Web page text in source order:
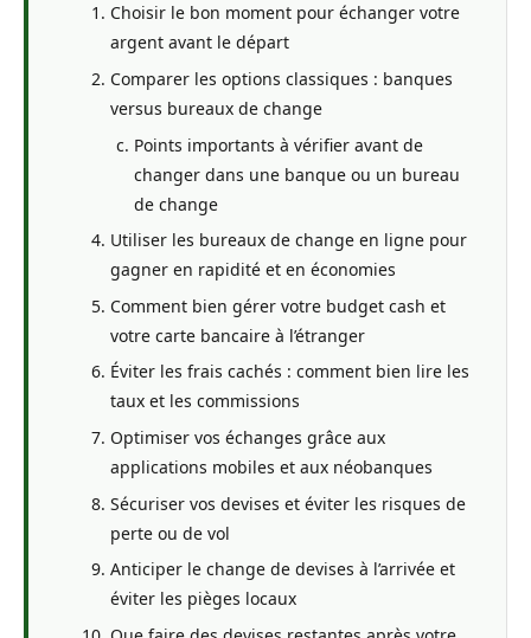
Choisir le bon moment pour échanger votre
argent avant le départ
Comparer les options classiques : banques
versus bureaux de change
Points importants à vérifier avant de
changer dans une banque ou un bureau
de change
Utiliser les bureaux de change en ligne pour
gagner en rapidité et en économies
Comment bien gérer votre budget cash et
votre carte bancaire à l’étranger
Éviter les frais cachés : comment bien lire les
taux et les commissions
Optimiser vos échanges grâce aux
applications mobiles et aux néobanques
Sécuriser vos devises et éviter les risques de
perte ou de vol
Anticiper le change de devises à l’arrivée et
éviter les pièges locaux